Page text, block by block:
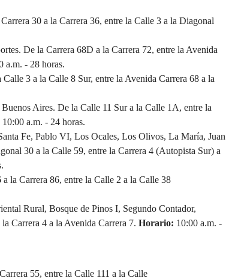
30 a la Carrera 36, entre la Calle 3 a la Diagonal
De la Carrera 68D a la Carrera 72, entre la Avenida
a.m. - 28 horas.
3 a la Calle 8 Sur, entre la Avenida Carrera 68 a la
Aires. De la Calle 11 Sur a la Calle 1A, entre la
10:00 a.m. - 24 horas.
Fe, Pablo VI, Los Ocales, Los Olivos, La María, Juan
30 a la Calle 59, entre la Carrera 4 (Autopista Sur) a
la Carrera 86, entre la Calle 2 a la Calle 38
Rural, Bosque de Pinos I, Segundo Contador,
Carrera 4 a la Avenida Carrera 7. Horario: 10:00 a.m. -
55, entre la Calle 111 a la Calle